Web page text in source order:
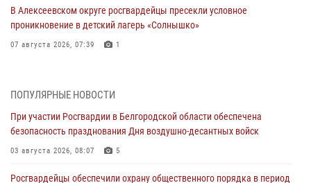
В Алексеевском округе росгвардейцы пресекли условное
проникновение в детский лагерь «Солнышко»
07 августа 2026, 07:39 1
Подвиги героев‑росгвардейцев увековечили в новой музейной
экспозиции белгородского музея‑диорамы «Курская битва.
ПОПУЛЯРНЫЕ НОВОСТИ
При участии Росгвардии в Белгородской области обеспечена
безопасность празднования Дня воздушно-десантных войск
03 августа 2026, 08:07 5
Росгвардейцы обеспечили охрану общественного порядка в период